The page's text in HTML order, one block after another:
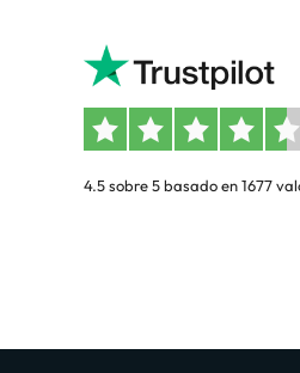
4.5 sobre 5 basado en 1677